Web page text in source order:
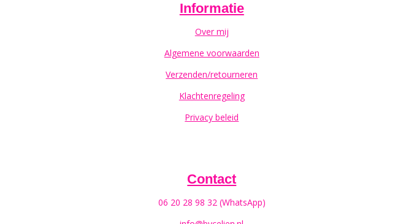
Informatie
Over mij
Algemene voorwaarden
Verzenden/retourneren
Klachtenregeling
Privacy beleid
Contact
06 20 28 98 32 (WhatsApp)